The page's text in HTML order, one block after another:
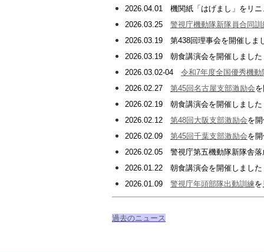
2026.04.01 機関紙「はげまし」をリニ
2026.03.25 警視庁機動隊新隊員合同訓
2026.03.19 第438回理事会を開催しま
2026.03.19 朝食講演会を開催しまし
2026.03.02-04 令和7年度全国優秀機
2026.02.27 第45回名古屋支部激励会
2026.02.19 朝食講演会を開催しました
2026.02.12 第48回大阪支部激励会を
2026.02.09 第45回千葉支部激励会を
2026.02.05 警視庁第五機動隊新隊舎落
2026.01.22 朝食講演会を開催しました
2026.01.09 警視庁年頭部隊出動訓練
過去のニュース